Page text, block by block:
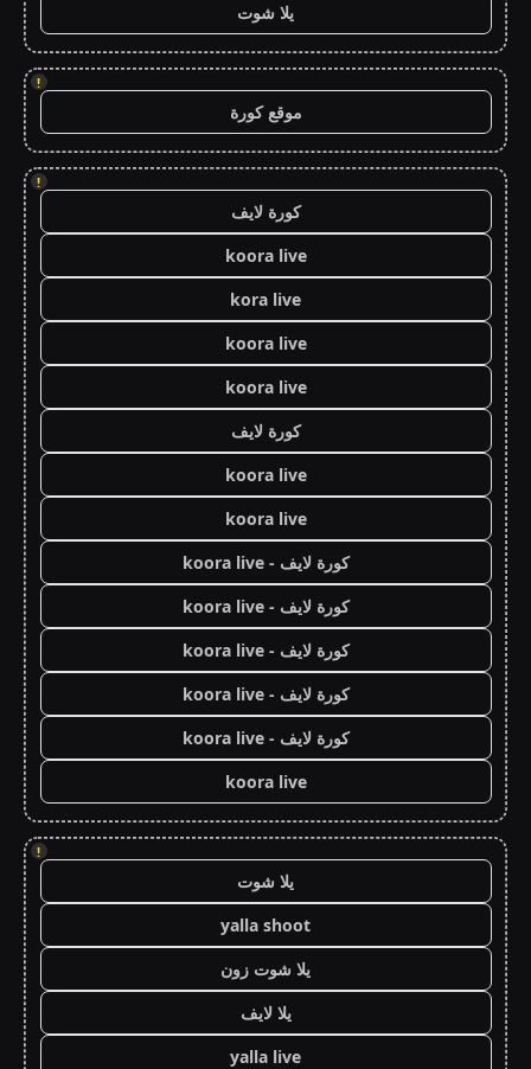
يلا شوت
!
موقع كورة
!
كورة لايف
koora live
kora live
koora live
koora live
كورة لايف
koora live
koora live
كورة لايف - koora live
كورة لايف - koora live
كورة لايف - koora live
كورة لايف - koora live
كورة لايف - koora live
koora live
!
يلا شوت
yalla shoot
يلا شوت زون
يلا لايف
yalla live